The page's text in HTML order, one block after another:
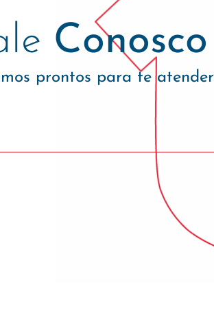
Conosco
prontos para te atender